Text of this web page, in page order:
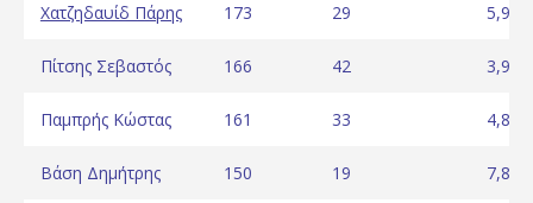
Χατζηδαυίδ Πάρης 173 29 5,97
Πίτσης Σεβαστός 166 42 3,95
Παμπρής Κώστας 161 33 4,88
Βάση Δημήτρης 150 19 7,89